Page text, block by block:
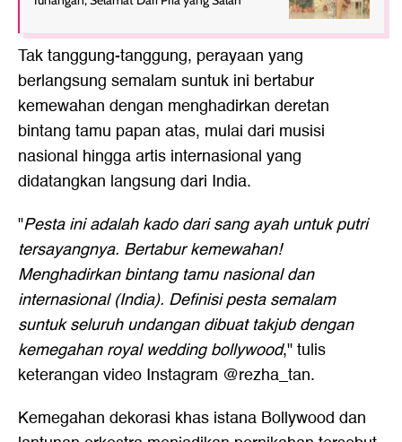
Tak tanggung-tanggung, perayaan yang
berlangsung semalam suntuk ini bertabur
kemewahan dengan menghadirkan deretan
bintang tamu papan atas, mulai dari musisi
nasional hingga artis internasional yang
didatangkan langsung dari India.
"Pesta ini adalah kado dari sang ayah untuk putri
tersayangnya. Bertabur kemewahan!
Menghadirkan bintang tamu nasional dan
internasional (India). Definisi pesta semalam
suntuk seluruh undangan dibuat takjub dengan
kemegahan royal wedding bollywood," tulis
keterangan video Instagram @rezha_tan.
Kemegahan dekorasi khas istana Bollywood dan